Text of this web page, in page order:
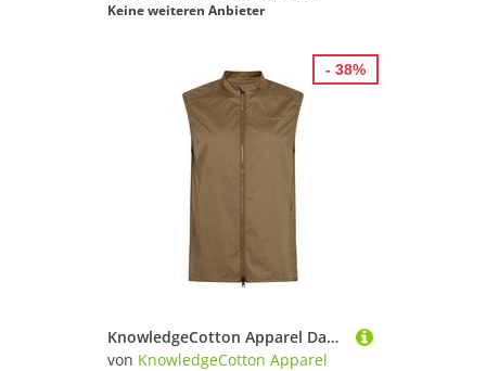
Keine weiteren Anbieter
KnowledgeCotton Apparel Damen Vent Ripstop 90 Lightweight Weste
von KnowledgeCotton Apparel
- 38%